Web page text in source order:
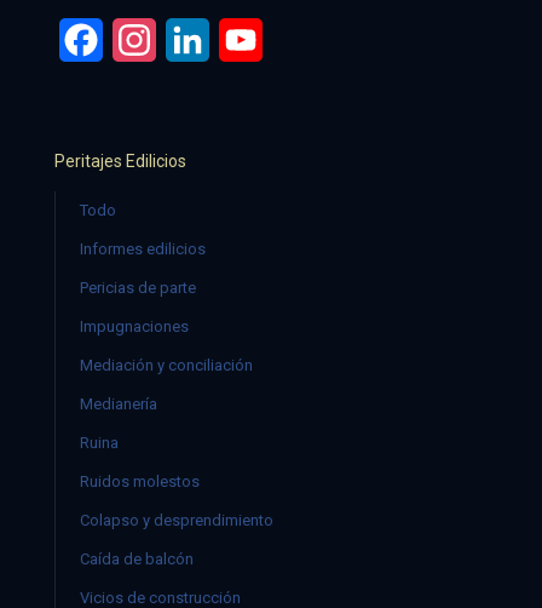
FacebookInstagramLinkedIn
Peritajes Edilicios
Todo
Informes edilicios
Pericias de parte
Impugnaciones
Mediación y conciliación
Medianería
Ruina
Ruidos molestos
Colapso y desprendimiento
Caída de balcón
Vicios de construcción